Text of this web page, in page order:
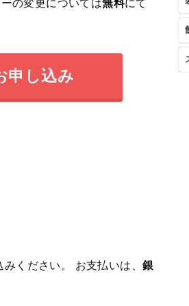
の変更については無料にて
申し込み
ください。 お支払いは、銀